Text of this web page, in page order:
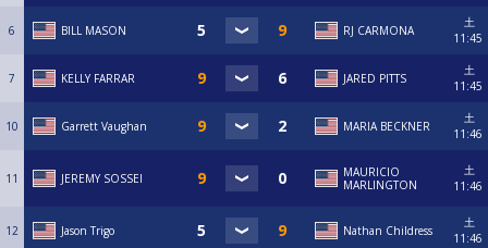
6 BILL MASON RJ CARMONA
土
11:45
7 KELLY FARRAR JARED PITTS
土
11:45
10 Garrett Vaughan MARIA BECKNER
土
11:46
11 JEREMY SOSSEI
MAURICIO
MARLINGTON
土
11:46
12 Jason Trigo Nathan Childress
土
11:46